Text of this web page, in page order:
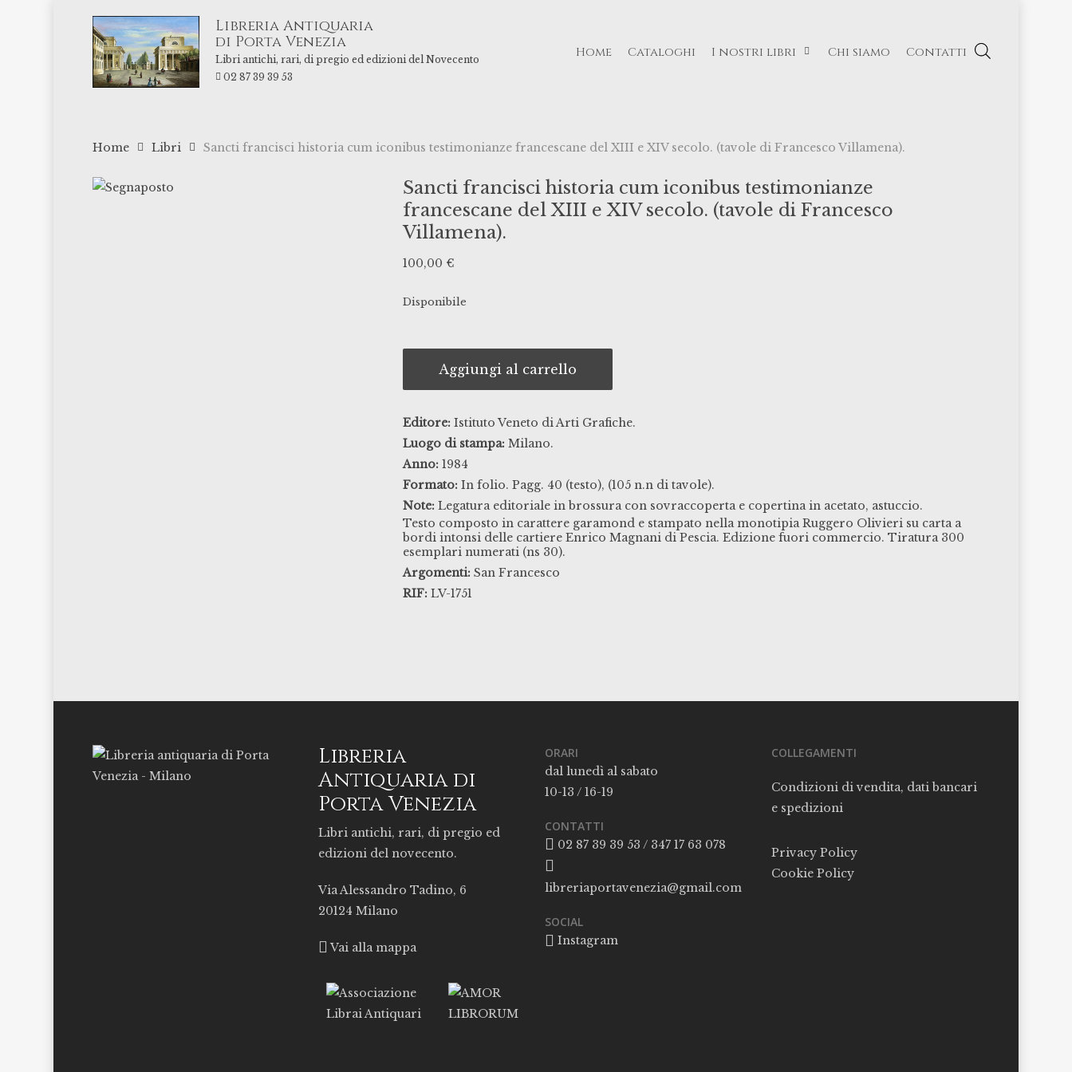
Libreria Antiquaria
di Porta Venezia
Libri antichi, rari, di pregio ed edizioni del Novecento
02 87 39 39 53
Home Cataloghi I nostri libri Chi siamo Contatti
Home Libri Sancti francisci historia cum iconibus testimonianze francescane del XIII e XIV secolo. (tavole di Francesco Villamena).
Sancti francisci historia cum iconibus testimonianze
francescane del XIII e XIV secolo. (tavole di Francesco
Villamena).
100,00 €
Disponibile
Aggiungi al carrello
Editore: Istituto Veneto di Arti Grafiche.
Luogo di stampa: Milano.
Anno: 1984
Formato: In folio. Pagg. 40 (testo), (105 n.n di tavole).
Note: Legatura editoriale in brossura con sovraccoperta e copertina in acetato, astuccio.
Testo composto in carattere garamond e stampato nella monotipia Ruggero Olivieri su carta a
bordi intonsi delle cartiere Enrico Magnani di Pescia. Edizione fuori commercio. Tiratura 300
esemplari numerati (ns 30).
Argomenti: San Francesco
RIF: LV-1751
Libreria
Antiquaria di
Porta Venezia
Libri antichi, rari, di pregio ed
edizioni del novecento.
Via Alessandro Tadino, 6
20124 Milano
Vai alla mappa
ORARI
dal lunedì al sabato
10-13 / 16-19
CONTATTI
02 87 39 39 53 / 347 17 63 078
libreriaportavenezia@gmail.com
SOCIAL
Instagram
COLLEGAMENTI
Condizioni di vendita, dati bancari
e spedizioni
Privacy Policy
Cookie Policy